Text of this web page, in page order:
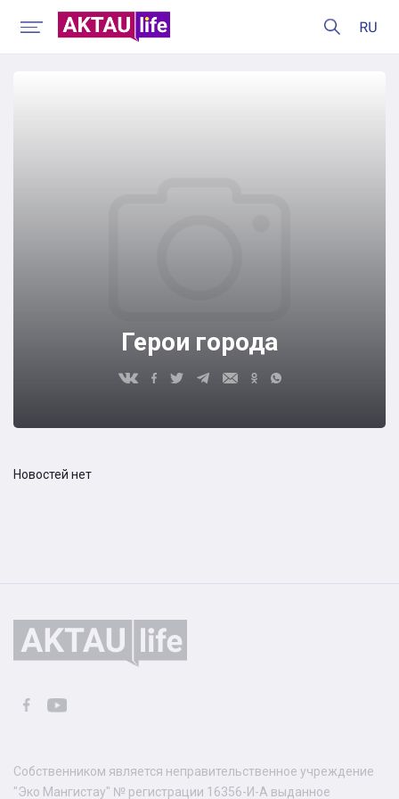
Герои города
Новостей нет
Собственником является неправительственное учреждение
"Эко Мангистау" № регистрации 16356-И-А выданное